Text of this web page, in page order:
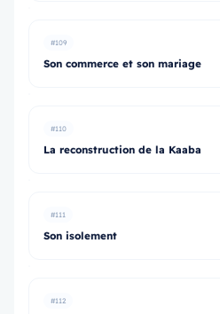
#109
Son commerce et son mariage
#110
La reconstruction de la Kaaba
#111
Son isolement
#112